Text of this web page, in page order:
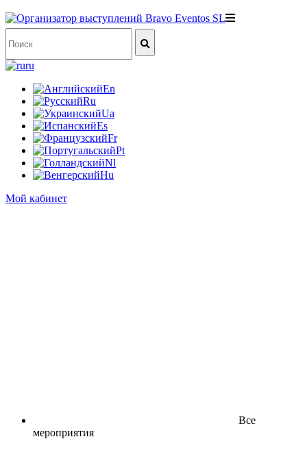
ru
En
Ru
Ua
Es
Fr
Pt
Nl
Hu
Мой кабинет
Все
мероприятия